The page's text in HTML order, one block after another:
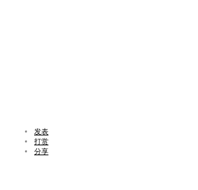
发表
打赏
分享